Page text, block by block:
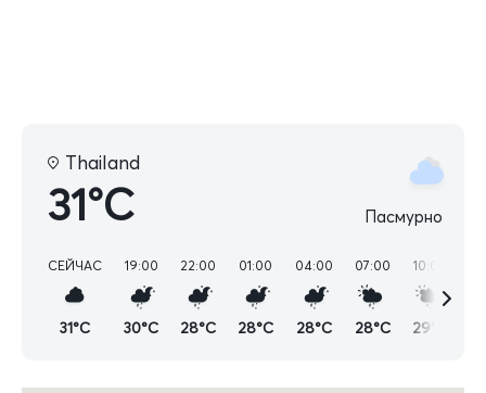
Thailand
31°C Пасмурно
СЕЙЧАС
31°C
19:00
30°C
22:00
28°C
01:00
28°C
04:00
28°C
07:00
28°C
10:00
29°C